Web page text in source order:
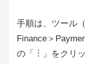
手順は、ツール
Finance＞
の「︙」をクリ